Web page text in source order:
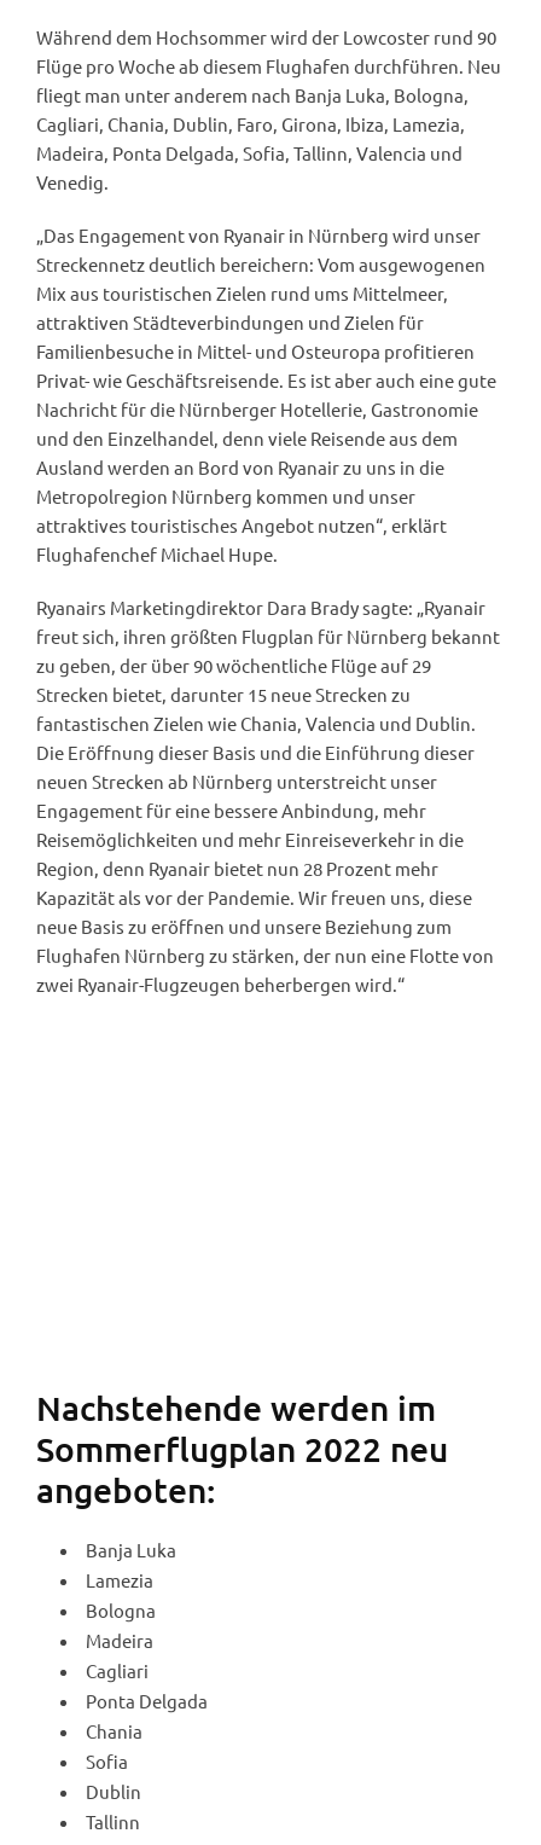
Während dem Hochsommer wird der Lowcoster rund 90
Flüge pro Woche ab diesem Flughafen durchführen. Neu
fliegt man unter anderem nach Banja Luka, Bologna,
Cagliari, Chania, Dublin, Faro, Girona, Ibiza, Lamezia,
Madeira, Ponta Delgada, Sofia, Tallinn, Valencia und
Venedig.
„Das Engagement von Ryanair in Nürnberg wird unser
Streckennetz deutlich bereichern: Vom ausgewogenen
Mix aus touristischen Zielen rund ums Mittelmeer,
attraktiven Städteverbindungen und Zielen für
Familienbesuche in Mittel- und Osteuropa profitieren
Privat- wie Geschäftsreisende. Es ist aber auch eine gute
Nachricht für die Nürnberger Hotellerie, Gastronomie
und den Einzelhandel, denn viele Reisende aus dem
Ausland werden an Bord von Ryanair zu uns in die
Metropolregion Nürnberg kommen und unser
attraktives touristisches Angebot nutzen“, erklärt
Flughafenchef Michael Hupe.
Ryanairs Marketingdirektor Dara Brady sagte: „Ryanair
freut sich, ihren größten Flugplan für Nürnberg bekannt
zu geben, der über 90 wöchentliche Flüge auf 29
Strecken bietet, darunter 15 neue Strecken zu
fantastischen Zielen wie Chania, Valencia und Dublin.
Die Eröffnung dieser Basis und die Einführung dieser
neuen Strecken ab Nürnberg unterstreicht unser
Engagement für eine bessere Anbindung, mehr
Reisemöglichkeiten und mehr Einreiseverkehr in die
Region, denn Ryanair bietet nun 28 Prozent mehr
Kapazität als vor der Pandemie. Wir freuen uns, diese
neue Basis zu eröffnen und unsere Beziehung zum
Flughafen Nürnberg zu stärken, der nun eine Flotte von
zwei Ryanair-Flugzeugen beherbergen wird.“
Nachstehende werden im
Sommerflugplan 2022 neu
angeboten:
Banja Luka
Lamezia
Bologna
Madeira
Cagliari
Ponta Delgada
Chania
Sofia
Dublin
Tallinn